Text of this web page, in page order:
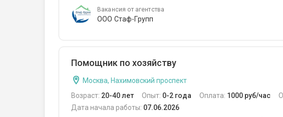
Вакансия от агентства
ООО Стаф-Групп
Помощник по хозяйству
Москва, Нахимовский проспект
Возраст: 20-40 лет Опыт: 0-2 года Оплата: 1000 руб/час
Дата начала работы: 07.06.2026